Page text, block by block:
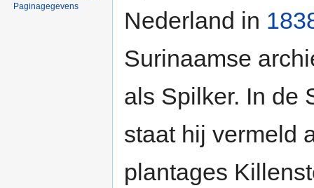
Nederland in
Surinaamse
als Spilker. In de
staat hij vermeld
plantages
Paginagegevens